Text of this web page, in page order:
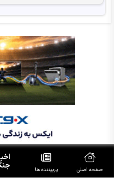
صفحه اصلی پربیننده ها